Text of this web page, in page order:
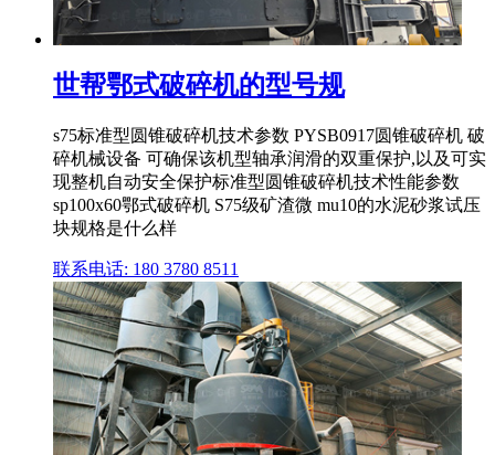
世帮鄂式破碎机的型号规
s75标准型圆锥破碎机技术参数 PYSB0917圆锥破碎机 破
碎机械设备 可确保该机型轴承润滑的双重保护,以及可实
现整机自动安全保护标准型圆锥破碎机技术性能参数
sp100x60鄂式破碎机 S75级矿渣微 mu10的水泥砂浆试压
块规格是什么样
联系电话: 180 3780 8511